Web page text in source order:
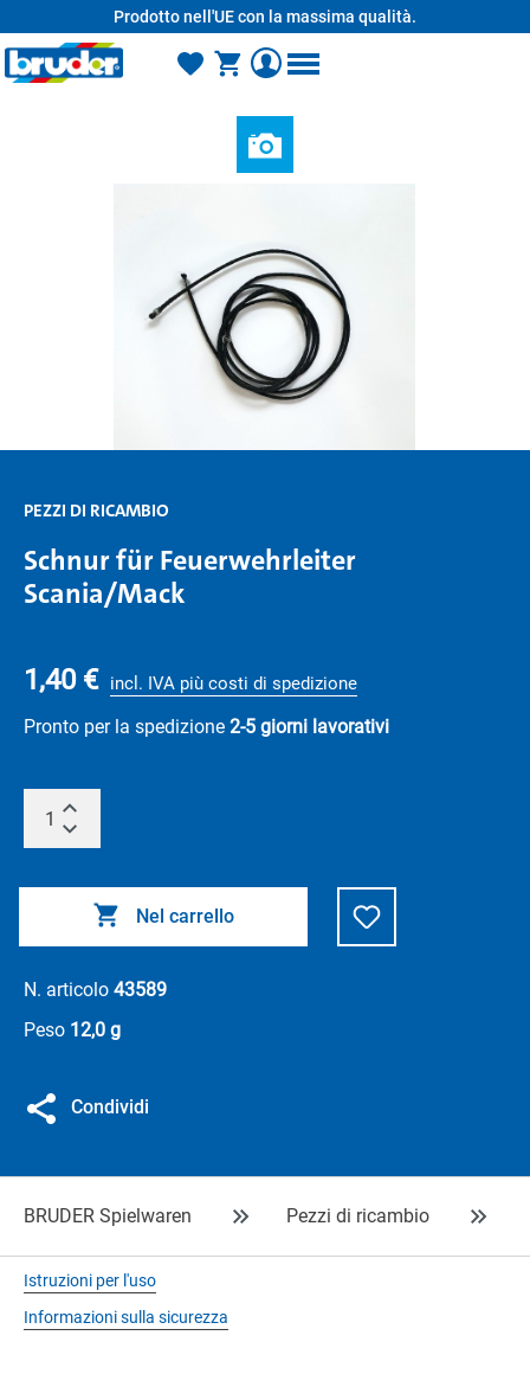
Prodotto nell'UE con la massima qualità.
PEZZI DI RICAMBIO
Schnur für Feuerwehrleiter
Scania/Mack
1,40 € incl. IVA più costi di spedizione
Pronto per la spedizione 2-5 giorni lavorativi
Nel carrello
N. articolo 43589
Peso 12,0 g
Condividi
BRUDER Spielwaren Pezzi di ricambio
Istruzioni per l'uso
Informazioni sulla sicurezza